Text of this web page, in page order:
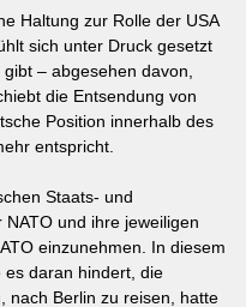
Haltung zur Rolle der USA
sich unter Druck gesetzt
– abgesehen davon,
die Entsendung von
Position innerhalb des
entspricht.
Staats- und
und ihre jeweiligen
einzunehmen. In diesem
es daran hindert, die
nach Berlin zu reisen, hatte